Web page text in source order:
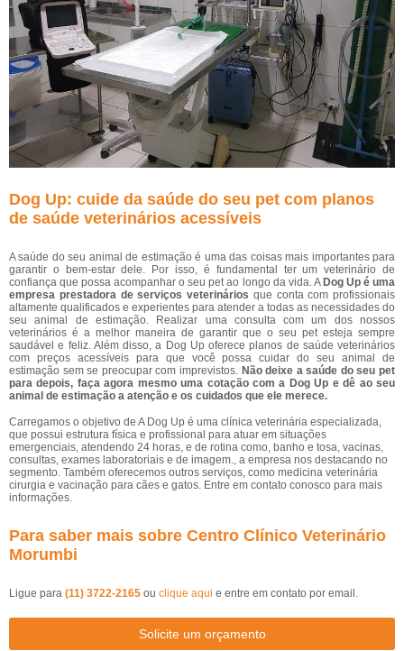
Dog Up: cuide da saúde do seu pet com planos
de saúde veterinários acessíveis
A saúde do seu animal de estimação é uma das coisas mais importantes para
garantir o bem-estar dele. Por isso, é fundamental ter um veterinário de
confiança que possa acompanhar o seu pet ao longo da vida. A Dog Up é uma
empresa prestadora de serviços veterinários que conta com profissionais
altamente qualificados e experientes para atender a todas as necessidades do
seu animal de estimação. Realizar uma consulta com um dos nossos
veterinários é a melhor maneira de garantir que o seu pet esteja sempre
saudável e feliz. Além disso, a Dog Up oferece planos de saúde veterinários
com preços acessíveis para que você possa cuidar do seu animal de
estimação sem se preocupar com imprevistos. Não deixe a saúde do seu pet
para depois, faça agora mesmo uma cotação com a Dog Up e dê ao seu
animal de estimação a atenção e os cuidados que ele merece.
Carregamos o objetivo de A Dog Up é uma clínica veterinária especializada,
que possui estrutura física e profissional para atuar em situações
emergenciais, atendendo 24 horas, e de rotina como, banho e tosa, vacinas,
consultas, exames laboratoriais e de imagem., a empresa nos destacando no
segmento. Também oferecemos outros serviços, como medicina veterinária
cirurgia e vacinação para cães e gatos. Entre em contato conosco para mais
informações.
Para saber mais sobre Centro Clínico Veterinário
Morumbi
Ligue para (11) 3722-2165 ou clique aqui e entre em contato por email.
Solicite um orçamento